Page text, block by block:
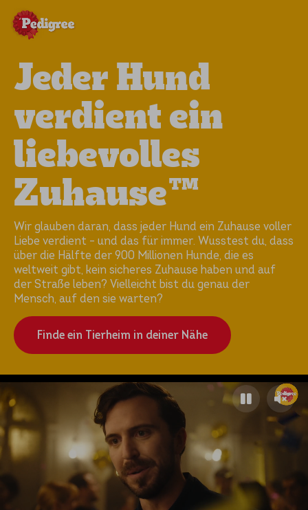
Jeder Hund
verdient ein
liebevolles
Zuhause™
Wir glauben daran, dass jeder Hund ein Zuhause voller
Liebe verdient – und das für immer. Wusstest du, dass
über die Hälfte der 900 Millionen Hunde, die es
weltweit gibt, kein sicheres Zuhause haben und auf
der Straße leben? Vielleicht bist du genau der
Mensch, auf den sie warten?
Finde ein Tierheim in deiner Nähe